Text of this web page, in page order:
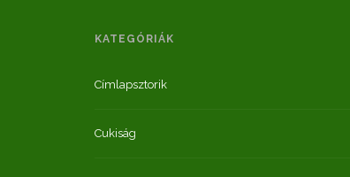
KATEGÓRIÁK
Címlapsztorik
Cukiság